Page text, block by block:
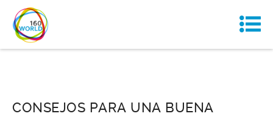
CONSEJOS PARA UNA BUENA